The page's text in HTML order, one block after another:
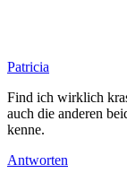
Patricia
Find ich wirklich
auch die anderen
kenne.
Antworten